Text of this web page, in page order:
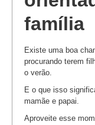
família
Existe uma boa
procurando terem
o verão.
E o que isso
mamãe e papai.
Aproveite esse